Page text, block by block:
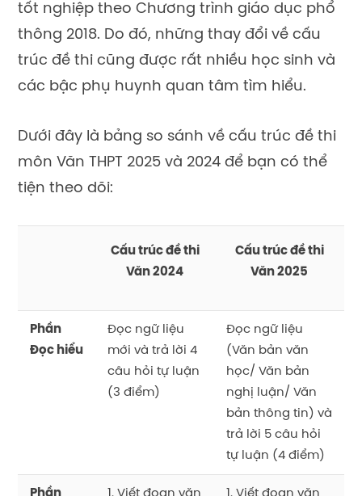
tốt nghiệp theo Chương trình giáo dục phổ
thông 2018. Do đó, những thay đổi về cấu
trúc đề thi cũng được rất nhiều học sinh và
các bậc phụ huynh quan tâm tìm hiểu.
Dưới đây là bảng so sánh về cấu trúc đề thi
môn Văn THPT 2025 và 2024 để bạn có thể
tiện theo dõi:
Cấu trúc đề thi
Văn 2024
Cấu trúc đề thi
Văn2025
Phần
Đọc hiểu
Đọc ngữ liệu
mới và trả lời 4
câu hỏi tự luận
(3 điểm)
Đọc ngữ liệu
(Văn bản văn
học/ Văn bản
nghị luận/ Văn
bản thông tin) và
trả lời 5 câu hỏi
tự luận (4 điểm)